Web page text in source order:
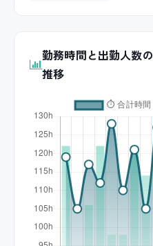
勤務時間と出勤人数の
推移